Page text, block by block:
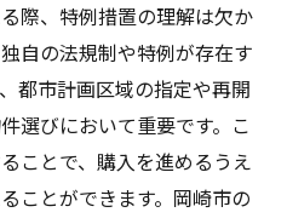
際、特例措置の理解は欠か
自の法規制や特例が存在す
都市計画区域の指定や再開
選びにおいて重要です。こ
ことで、購入を進めるうえ
ことができます。岡崎市の